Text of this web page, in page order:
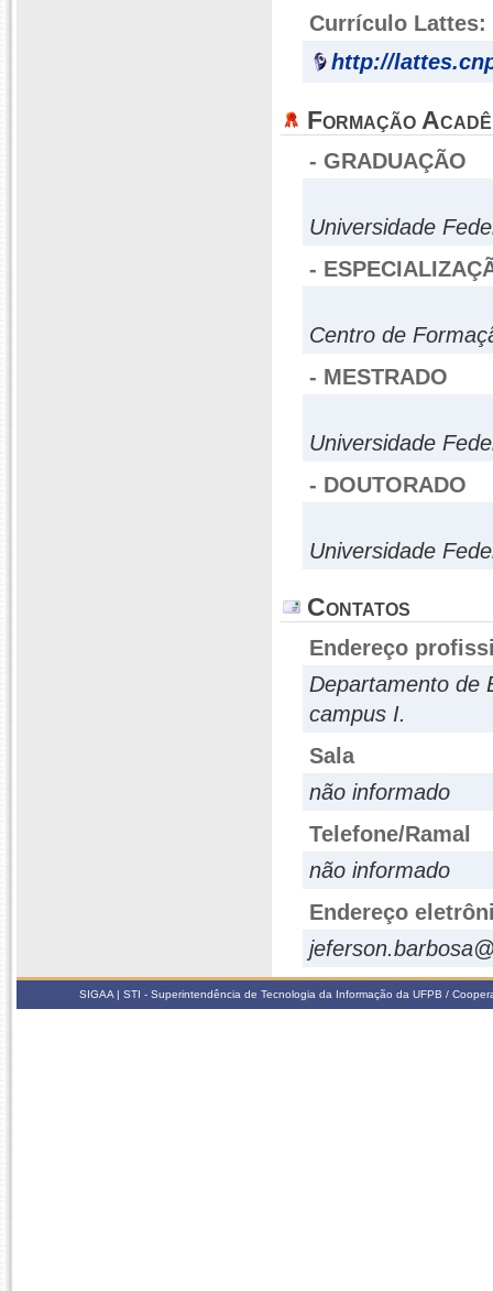
Currículo Lattes:
http://
Formação
- GRADUAÇÃO
Universidade
-
Centro de
- MESTRADO
Universidade
- DOUTORADO
Universidade
Contatos
Endereço
Departamento de
campus I.
Sala
não informado
Telefone/Ramal
não informado
Endereço
SIGAA | STI - Superintendência de Tecnologia da Informação da UFPB /